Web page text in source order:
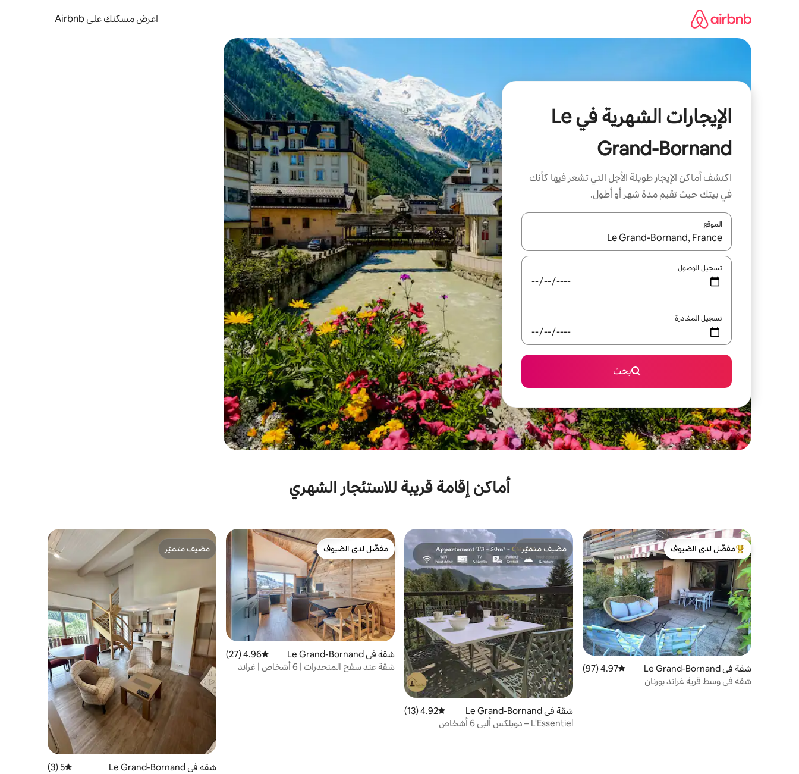
اعرض مسكنك على Airbnb
الإيجارات الشهرية في Le
Grand-Bornand
اكتشف أماكن الإيجار طويلة الأجل التي تشعر فيها كأنك
في بيتك حيث تقيم مدة شهر أو أطول.
الموقع
عند توفر النتائج، انتقل باستخدام السهمين لأعلى ولأسفل أو استكشف عن طريق اللمس أو السحب.
تسجيل الوصول
تسجيل المغادرة
بحث
أماكن إقامة قريبة للاستئجار الشهري
من أبرز البيوت المفضّلة لدى الضيوف
مفضّل لدى الضيوف
شقة في Le Grand-Bornand متوسط التقييم 4.97 من 5، 97 مراجعات
4.97 (97)
شقة في وسط قرية غراند بورنان
مضيف متميّز
مضيف متميّز
شقة في Le Grand-Bornand متوسط التقييم 4.92 من 5، 13 مراجعات
4.92 (13)
L'Essentiel – دوبلكس ألبي 6 أشخاص
مفضّل لدى الضيوف
مفضّل لدى الضيوف
شقة في Le Grand-Bornand متوسط التقييم 4.96 من 5، 27 مراجعات
4.96 (27)
شقة عند سفح المنحدرات | 6 أشخاص | غراند
مضيف متميّز
مضيف متميّز
شقة في Le Grand-Bornand متوسط التقييم 5 من 5، 3 مراجعات
5 (3)